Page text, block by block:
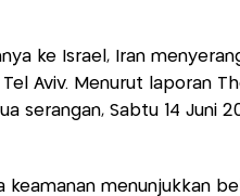
ke Israel, Iran
Aviv. Menurut laporan
serangan, Sabtu 14 Juni
keamanan menunjukkan